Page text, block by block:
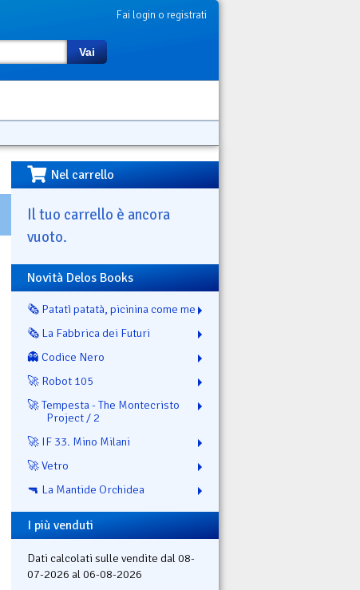
Fai login o registrati
Vai
Nel carrello
Il tuo carrello è ancora
vuoto.
Novità Delos Books
🗞️ Patatì patatà, picinina come me
🗞️ La Fabbrica dei Futuri
👻 Codice Nero
🚀 Robot 105
🚀 Tempesta - The Montecristo
Project / 2
🚀 IF 33. Mino Milani
🚀 Vetro
🔫 La Mantide Orchidea
I più venduti
Dati calcolati sulle vendite dal 08-
07-2026 al 06-08-2026